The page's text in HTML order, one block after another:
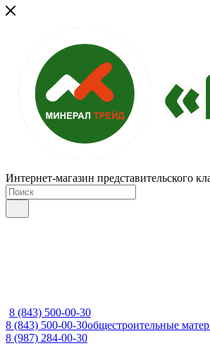
Интернет-магазин представительского
8 (843) 500-00-30
8 (843) 500-00-30общестроительные
8 (987) 284-00-30